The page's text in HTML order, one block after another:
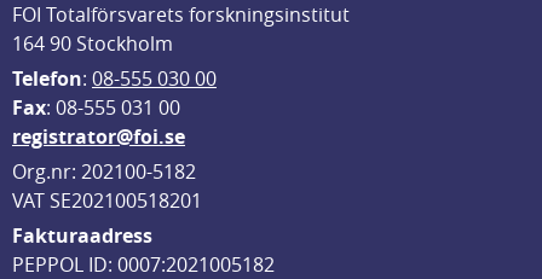
FOI Totalförsvarets forskningsinstitut
164 90 Stockholm
Telefon: 08-555 030 00
Fax: 08-555 031 00
registrator@foi.se
Org.nr: 202100-5182
VAT SE202100518201
Fakturaadress
PEPPOL ID: 0007:2021005182